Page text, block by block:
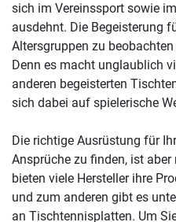
sich im Vereinssport sowie
ausdehnt. Die Begeisterung
Altersgruppen zu
Denn es macht unglaublich
anderen begeisterten
sich dabei auf spielerische
Die richtige Ausrüstung für
Ansprüche zu finden, ist
bieten viele Hersteller ihre
und zum anderen gibt es
an Tischtennisplatten. Um